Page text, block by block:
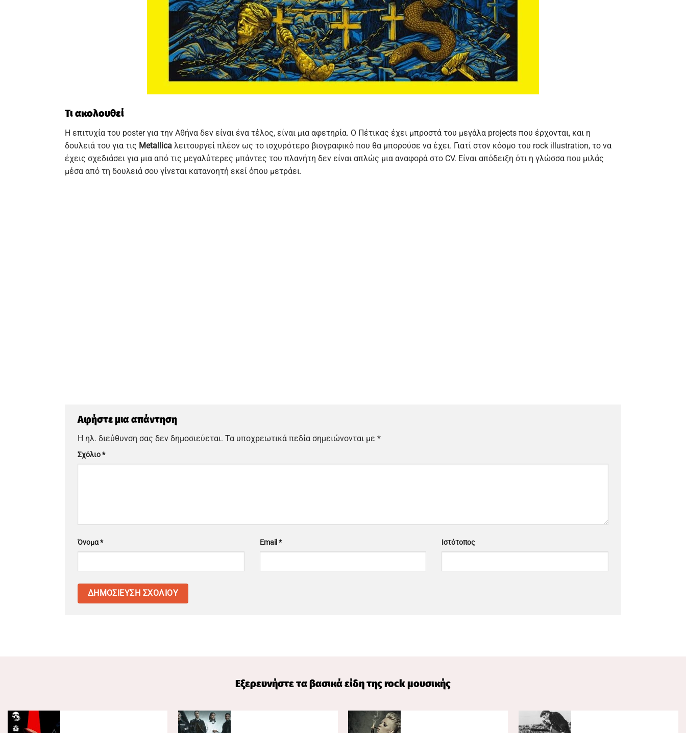
Τι ακολουθεί
Η επιτυχία του poster για την Αθήνα δεν είναι ένα τέλος, είναι μια αφετηρία. Ο Πέτικας έχει μπροστά του μεγάλα projects που έρχονται, και η
δουλειά του για τις Metallica λειτουργεί πλέον ως το ισχυρότερο βιογραφικό που θα μπορούσε να έχει. Γιατί στον κόσμο του rock illustration, το να
έχεις σχεδιάσει για μια από τις μεγαλύτερες μπάντες του πλανήτη δεν είναι απλώς μια αναφορά στο CV. Είναι απόδειξη ότι η γλώσσα που μιλάς
μέσα από τη δουλειά σου γίνεται κατανοητή εκεί όπου μετράει.
Αφήστε μια απάντηση
Η ηλ. διεύθυνση σας δεν δημοσιεύεται. Τα υποχρεωτικά πεδία σημειώνονται με *
Σχόλιο*
Όνομα* Email* Ιστότοπος
Εξερευνήστε τα βασικά είδη της rock μουσικής